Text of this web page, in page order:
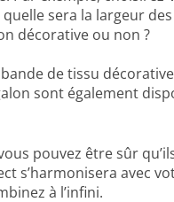
sera la largeur
décorative ou non ?
de tissu
sont également
pouvez être sûr
s’harmonisera avec
à l’infini.